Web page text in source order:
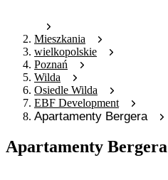
Mieszkania
wielkopolskie
Poznań
Wilda
Osiedle Wilda
EBF Development
Apartamenty Bergera
Apartamenty Bergera